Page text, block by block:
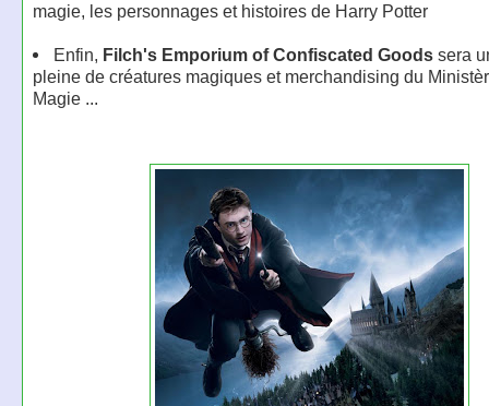
magie, les personnages et histoires de Harry Potter
Enfin, Filch's Emporium of Confiscated Goods sera
pleine de créatures magiques et merchandising du
Magie ...